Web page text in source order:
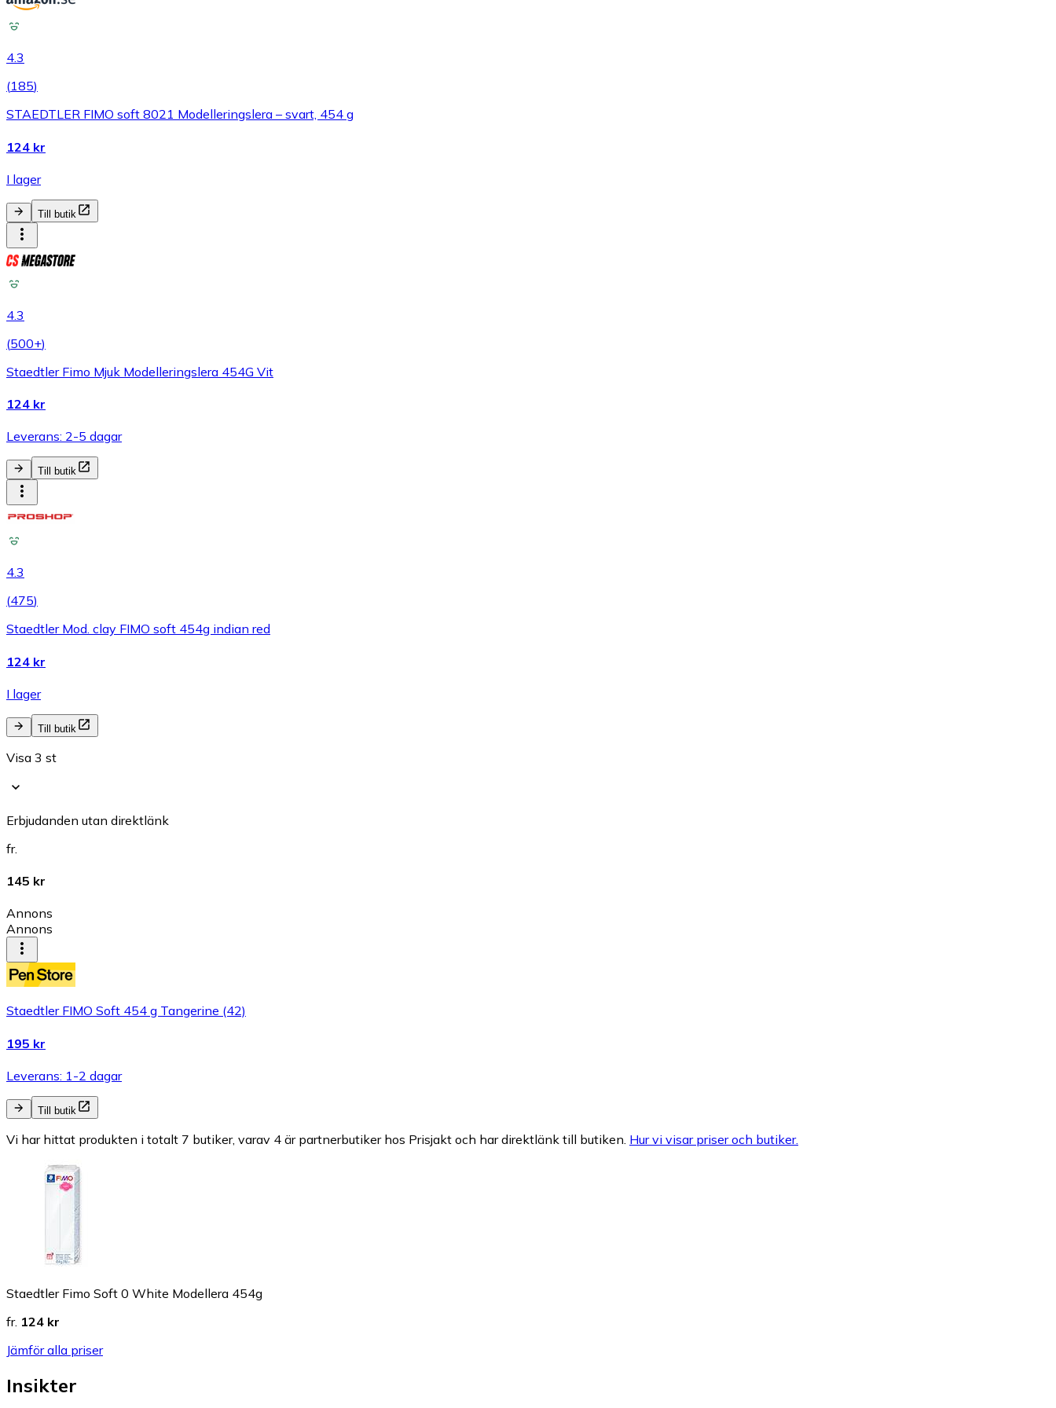
4.3
(185)
STAEDTLER FIMO soft 8021 Modelleringslera – svart, 454 g
124 kr
I lager
Till butik
4.3
(500+)
Staedtler Fimo Mjuk Modelleringslera 454G Vit
124 kr
Leverans: 2-5 dagar
Till butik
4.3
(475)
Staedtler Mod. clay FIMO soft 454g indian red
124 kr
I lager
Till butik
Visa 3 st
Erbjudanden utan direktlänk
fr.
145 kr
Annons
Annons
Staedtler FIMO Soft 454 g Tangerine (42)
195 kr
Leverans: 1-2 dagar
Till butik
Vi har hittat produkten i totalt 7 butiker, varav 4 är partnerbutiker hos Prisjakt och har direktlänk till butiken. Hur vi visar priser och butiker.
Staedtler Fimo Soft 0 White Modellera 454g
fr. 124 kr
Jämför alla priser
Insikter